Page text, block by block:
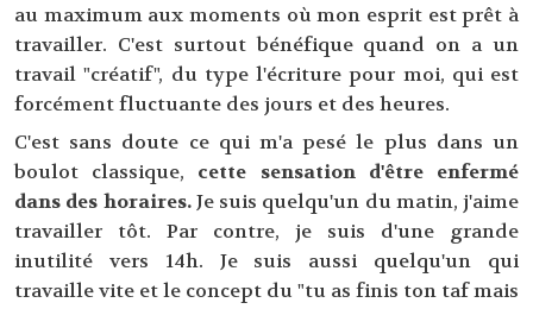
au maximum aux moments où mon esprit est prêt à
travailler. C'est surtout bénéfique quand on a un
travail "créatif", du type l'écriture pour moi, qui est
forcément fluctuante des jours et des heures.
C'est sans doute ce qui m'a pesé le plus dans un
boulot classique, cette sensation d'être enfermé
dans des horaires.Je suis quelqu'un du matin, j'aime
travailler tôt. Par contre, je suis d'une grande
inutilité vers 14h. Je suis aussi quelqu'un qui
travaille vite et le concept du "tu as finis ton taf mais